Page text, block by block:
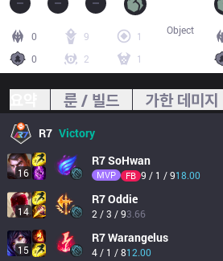
0 9
1
0
2 1
Object
룬 / 빌드 가한 데미지
R7 Victory
16
R7SoHwan
MVP FB 9 / 1 / 918.00
14
R7Oddie
2 / 3 / 93.66
15
R7Warangelus
4 / 1 / 812.00